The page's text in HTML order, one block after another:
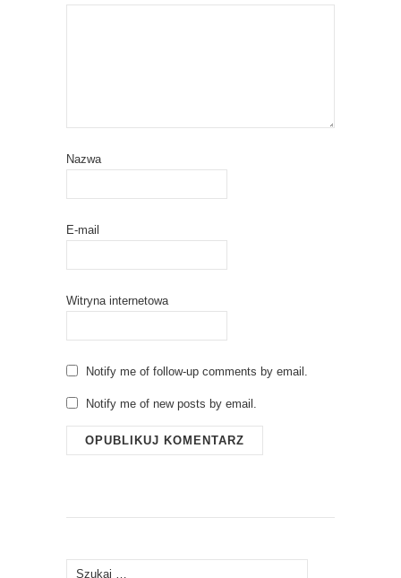
Nazwa
E-mail
Witryna internetowa
Notify me of follow-up comments by email.
Notify me of new posts by email.
Szukaj: